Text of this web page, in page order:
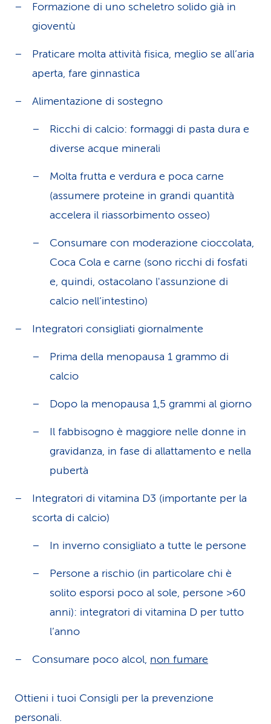
Formazione di uno scheletro solido già in
gioventù
Praticare molta attività fisica, meglio se all’aria
aperta, fare ginnastica
Alimentazione di sostegno
Ricchi di calcio: formaggi di pasta dura e
diverse acque minerali
Molta frutta e verdura e poca carne
(assumere proteine in grandi quantità
accelera il riassorbimento osseo)
Consumare con moderazione cioccolata,
Coca Cola e carne (sono ricchi di fosfati
e, quindi, ostacolano l'assunzione di
calcio nell’intestino)
Integratori consigliati giornalmente
Prima della menopausa 1 grammo di
calcio
Dopo la menopausa 1,5 grammi al giorno
Il fabbisogno è maggiore nelle donne in
gravidanza, in fase di allattamento e nella
pubertà
Integratori di vitamina D3 (importante per la
scorta di calcio)
In inverno consigliato a tutte le persone
Persone a rischio (in particolare chi è
solito esporsi poco al sole, persone >60
anni): integratori di vitamina D per tutto
l’anno
Consumare poco alcol, non fumare
Ottieni i tuoi Consigli per la prevenzione
personali.